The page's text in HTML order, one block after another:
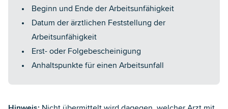
Beginn und Ende der Arbeitsunfähigkeit
Datum der ärztlichen Feststellung der
Arbeitsunfähigkeit
Erst- oder Folgebescheinigung
Anhaltspunkte für einen Arbeitsunfall